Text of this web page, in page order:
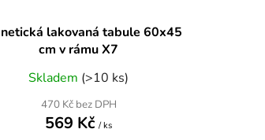
lakovaná tabule 60x45
cm v rámu X7
Skladem (>10 ks)
470 Kč bez DPH
569 Kč/ ks